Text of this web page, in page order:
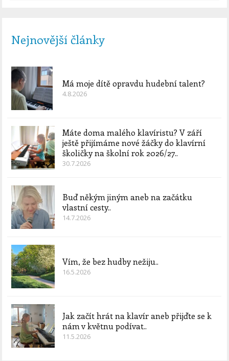
Nejnovější články
Má moje dítě opravdu hudební talent?
4.8.2026
Máte doma malého klavíristu? V září
ještě přijímáme nové žáčky do klavírní
školičky na školní rok 2026/27..
30.7.2026
Buď někým jiným aneb na začátku
vlastní cesty..
14.7.2026
Vím, že bez hudby nežiju..
16.5.2026
Jak začít hrát na klavír aneb přijďte se k
nám v květnu podívat..
11.5.2026